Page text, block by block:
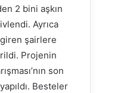
2 bini aşkın
Ayrıca
şairlere
Projenin
son
Besteler